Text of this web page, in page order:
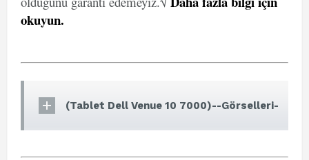
okuyun.
(Tablet Dell Venue 10 7000)--Görselleri-